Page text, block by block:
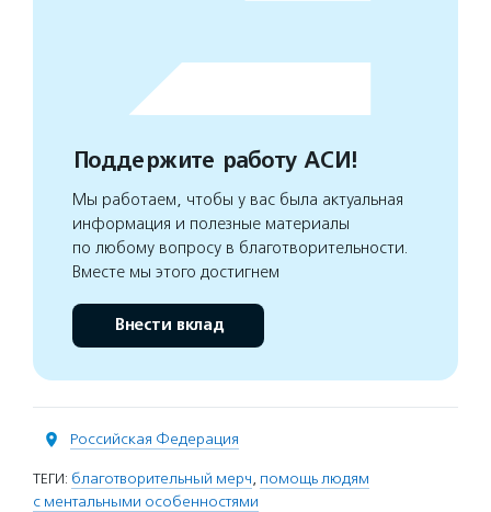
Поддержите работу АСИ!
Мы работаем, чтобы у вас была актуальная
информация и полезные материалы
по любому вопросу в благотворительности.
Вместе мы этого достигнем
Внести вклад
Российская Федерация
ТЕГИ: благотворительный мерч, помощь людям
с ментальными особенностями